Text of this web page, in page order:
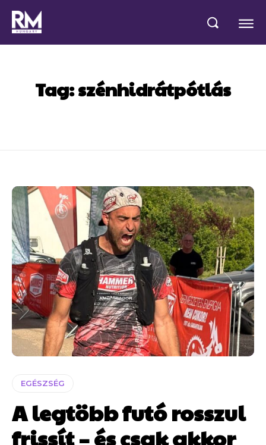
Tag:szénhidrátpótlás
EGÉSZSÉG
A legtöbb futó rosszul
frissít – és csak akkor